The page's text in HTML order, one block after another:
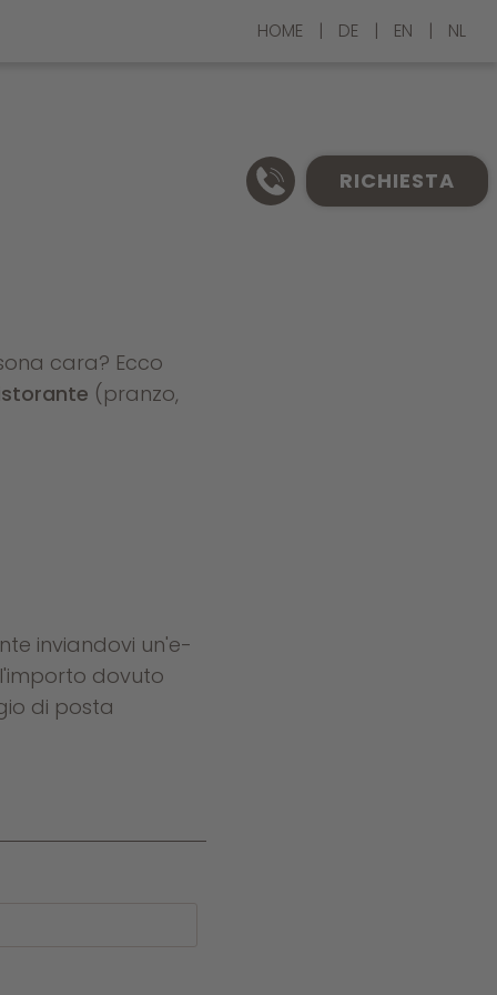
HOME | DE | EN | NL
RICHIESTA
cara? Ecco
(pranzo,
inviandovi un'e-
dovuto
di posta